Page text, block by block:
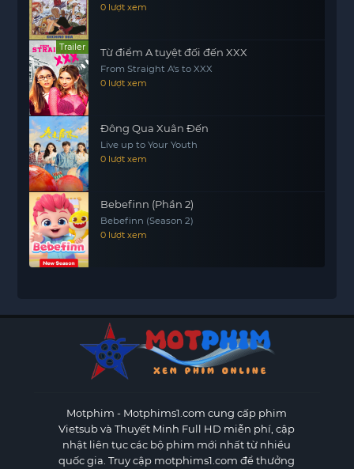
0 lượt xem
Trailer Từ điểm A tuyệt đối đến XXX
From Straight A's to XXX
0 lượt xem
Đông Qua Xuân Đến
Live up to Your Youth
0 lượt xem
Bebefinn (Phần 2)
Bebefinn (Season 2)
0 lượt xem
Motphim - Motphims1.com cung cấp phim
Vietsub và Thuyết Minh Full HD miễn phí, cập
nhật liên tục các bộ phim mới nhất từ nhiều
quốc gia. Truy cập motphims1.com để thưởng